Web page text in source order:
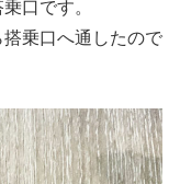
口です。
乗口へ通したので